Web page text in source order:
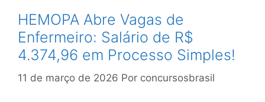
HEMOPA Abre Vagas de
Enfermeiro: Salário de R$
4.374,96 em Processo Simples!
11 de março de 2026 Por concursosbrasil